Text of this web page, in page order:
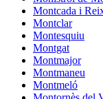
Montcada i
Montclar
Montesquiu
Montgat
Montmajor
Montmaneu
Montmeló